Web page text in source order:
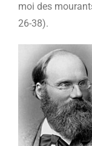
moi des
26-38).